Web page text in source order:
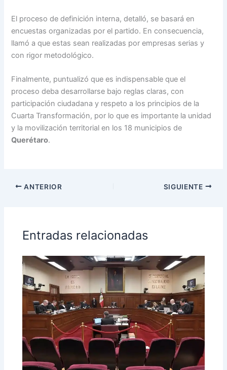
El proceso de definición interna, detalló, se basará en
encuestas organizadas por el partido. En consecuencia,
llamó a que estas sean realizadas por empresas serias y
con rigor metodológico.
Finalmente, puntualizó que es indispensable que el
proceso deba desarrollarse bajo reglas claras, con
participación ciudadana y respeto a los principios de la
Cuarta Transformación, por lo que es importante la unidad
y la movilización territorial en los 18 municipios de
Querétaro.
ANTERIOR SIGUIENTE
Entradas relacionadas